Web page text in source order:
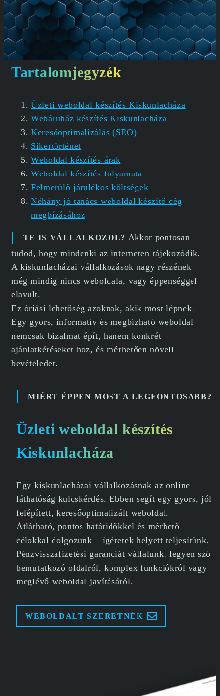
Tartalomjegyzék
Üzleti weboldal készítés Kiskunlacháza
Webáruház készítés Kiskunlacháza
Keresőoptimalizálás (SEO)
Sikertörténet
Weboldal készítés árak
Weboldal készítés folyamata
Felmerülő járulékos költségek
Néhány jó tanács weboldal készítő cég
megbízásához
TE IS VÁLLALKOZOL? Akkor pontosan
tudod, hogy mindenki az interneten tájékozódik.
A kiskunlacházai vállalkozások nagy részének
még mindig nincs weboldala, vagy éppenséggel
elavult.
Ez óriási lehetőség azoknak, akik most lépnek.
Egy gyors, informatív és megbízható weboldal
nemcsak bizalmat épít, hanem konkrét
ajánlatkéréseket hoz, és mérhetően növeli
bevételedet.
MIÉRT ÉPPEN MOST A LEGFONTOSABB?
Üzleti weboldal készítés
Kiskunlacháza
Egy kiskunlacházai vállalkozásnak az online
láthatóság kulcskérdés. Ebben segít egy gyors, jól
felépített, keresőoptimalizált weboldal.
Átlátható, pontos határidőkkel és mérhető
célokkal dolgozunk – ígéretek helyett teljesítünk.
Pénzvisszafizetési garanciát vállalunk, legyen szó
bemutatkozó oldalról, komplex funkciókról vagy
meglévő weboldal javításáról.
WEBOLDALT SZERETNÉK